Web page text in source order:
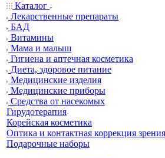
Каталог
Лекарственные препараты
БАД
Витамины
Мама и малыш
Гигиена и аптечная косметика
Диета, здоровое питание
Медицинские изделия
Медицинские приборы
Средства от насекомых
Гирудотерапия
Корейская косметика
Оптика и контактная коррекция зрения
Подарочные наборы